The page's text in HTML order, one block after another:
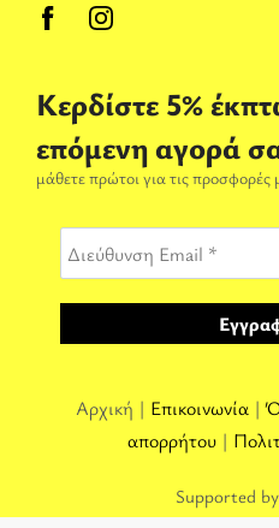
Κερδίστε 5%
επόμενη αγορά
μάθετε πρώτοι για τις προσφορές
Αρχική | Επικοινωνία |
απορρήτου |
Supported by